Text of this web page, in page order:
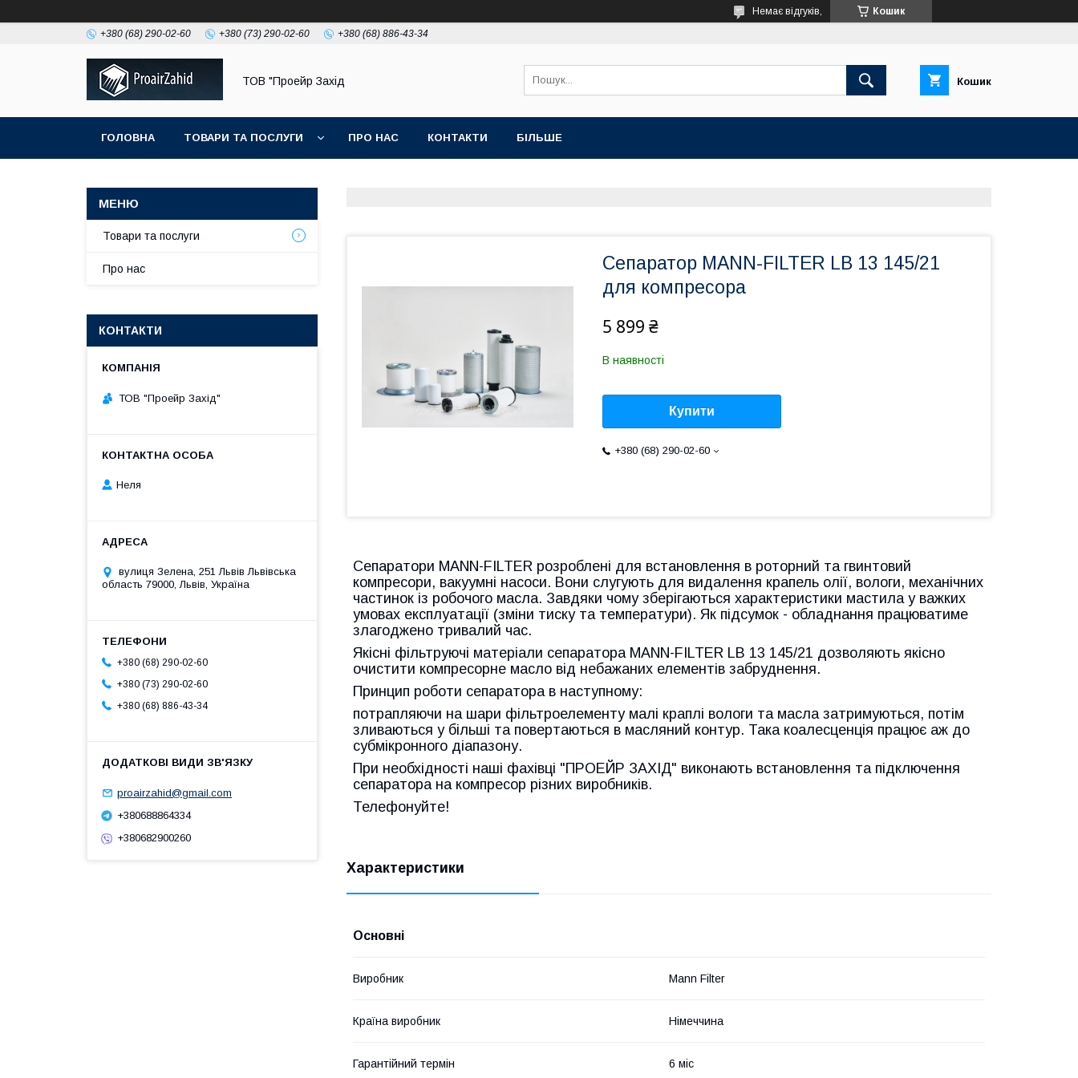
Кошик
Немає відгуків,
+380 (68) 290-02-60 +380 (73) 290-02-60 +380 (68) 886-43-34
ТОВ "Проейр Захід Кошик
ГОЛОВНА ТОВАРИ ТА ПОСЛУГИ ПРО НАС КОНТАКТИ БІЛЬШЕ
Сепаратор MANN-FILTER LB 13 145/21
для компресора
5 899 ₴
В наявності
Купити
+380 (68) 290-02-60
Сепаратори MANN-FILTER розроблені для встановлення в роторний та гвинтовий
компресори, вакуумні насоси. Вони слугують для видалення крапель олії, вологи, механічних
частинок із робочого масла. Завдяки чому зберігаються характеристики мастила у важких
умовах експлуатації (зміни тиску та температури). Як підсумок - обладнання працюватиме
злагоджено тривалий час.
Якісні фільтруючі матеріали сепаратора MANN-FILTER LB 13 145/21 дозволяють якісно
очистити компресорне масло від небажаних елементів забруднення.
Принцип роботи сепаратора в наступному:
потрапляючи на шари фільтроелементу малі краплі вологи та масла затримуються, потім
зливаються у більші та повертаються в масляний контур. Така коалесценція працює аж до
субмікронного діапазону.
При необхідності наші фахівці "ПРОЕЙР ЗАХІД" виконають встановлення та підключення
сепаратора на компресор різних виробників.
Телефонуйте!
Характеристики
Основні
Виробник Mann Filter
Країна виробник Німеччина
Гарантійний термін 6 міс
Товари та послуги
Про нас
КОНТАКТИ
ТОВ "Проейр Захід"
Неля
вулиця Зелена, 251 Львів Львівська
область 79000, Львів, Україна
+380 (68) 290-02-60
+380 (73) 290-02-60
+380 (68) 886-43-34
proairzahid@gmail.com
+380688864334
+380682900260